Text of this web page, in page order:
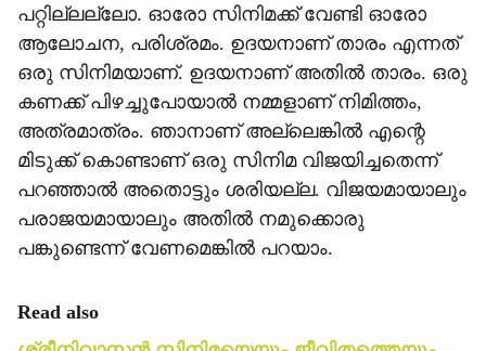
പറ്റില്ലല്ലോ. ഓരോ സിനിമക്ക് വേണ്ടി ഓരോ
ആലോചന, പരിശ്രമം. ഉദയനാണ് താരം എന്നത്
ഒരു സിനിമയാണ്. ഉദയനാണ് അതില്‍ താരം. ഒരു
കണക്ക് പിഴച്ചുപോയാല്‍ നമ്മളാണ് നിമിത്തം,
അത്രമാത്രം. ഞാനാണ് അല്ലെങ്കില്‍ എന്റെ
മിടുക്ക് കൊണ്ടാണ് ഒരു സിനിമ വിജയിച്ചതെന്ന്
പറഞ്ഞാല്‍ അതൊട്ടും ശരിയല്ല. വിജയമായാലും
പരാജയമായാലും അതില്‍ നമുക്കൊരു
പങ്കുണ്ടെന്ന് വേണമെങ്കില്‍ പറയാം.
Read also